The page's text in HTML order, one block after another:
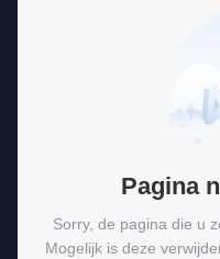
Pagina
Sorry, de pagina die u
Mogelijk is deze